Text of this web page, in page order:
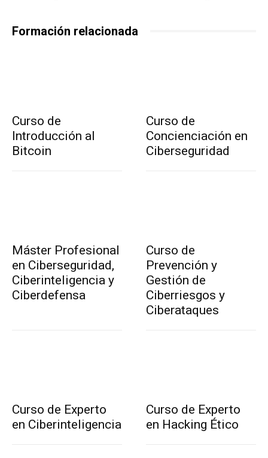
Formación relacionada
Curso de
Introducción al
Bitcoin
Curso de
Concienciación en
Ciberseguridad
Máster Profesional
en Ciberseguridad,
Ciberinteligencia y
Ciberdefensa
Curso de
Prevención y
Gestión de
Ciberriesgos y
Ciberataques
Curso de Experto
en Ciberinteligencia
Curso de Experto
en Hacking Ético